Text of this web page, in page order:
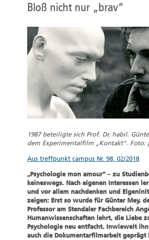
Bloß nicht nur „brav“
1987 beteiligte sich Prof. Dr. habil.
dem Experimentalfilm „Kontakt". Foto:
Aus treffpunkt campus Nr. 98, 02/2018
„Psychologie mon amour“ – zu
keineswegs. Nach eigenen Interessen
und vor allem nachdenken und
zeigen: Erst so wurde für Günter Mey,
Professor am Stendaler Fachbereich
Humanwissenschaften lehrt, die Liebe
Psychologie neu entfacht. Inwieweit
auch die Dokumentarfilmarbeit geprägt